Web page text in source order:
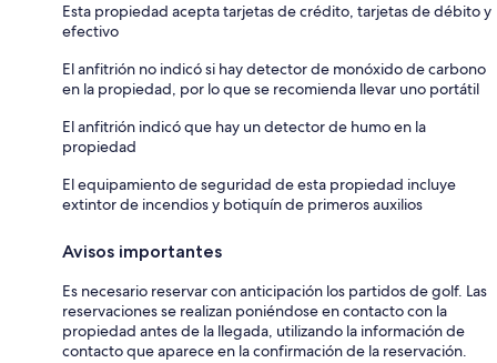
Esta propiedad acepta tarjetas de crédito, tarjetas de débito y
efectivo
El anfitrión no indicó si hay detector de monóxido de carbono
en la propiedad, por lo que se recomienda llevar uno portátil
El anfitrión indicó que hay un detector de humo en la
propiedad
El equipamiento de seguridad de esta propiedad incluye
extintor de incendios y botiquín de primeros auxilios
Avisos importantes
Es necesario reservar con anticipación los partidos de golf. Las
reservaciones se realizan poniéndose en contacto con la
propiedad antes de la llegada, utilizando la información de
contacto que aparece en la confirmación de la reservación.